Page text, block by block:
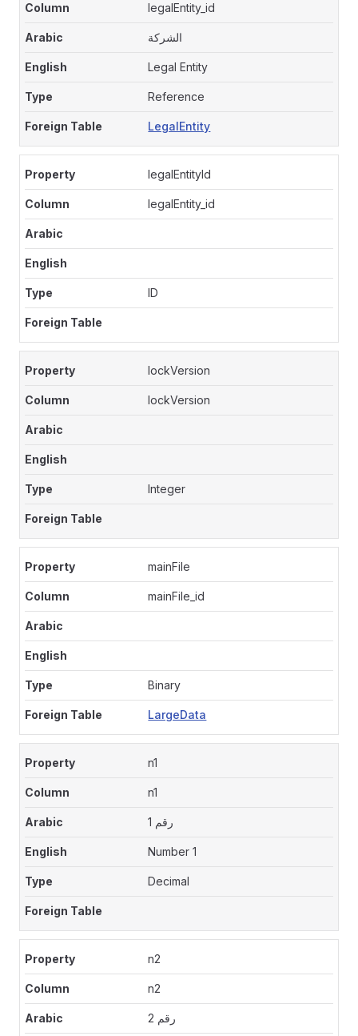
legalEntity_id
الشركة
Legal Entity
Reference
LegalEntity
legalEntityId
legalEntity_id
ID
lockVersion
lockVersion
Integer
mainFile
mainFile_id
Binary
LargeData
n1
n1
رقم 1
Number 1
Decimal
n2
n2
رقم 2